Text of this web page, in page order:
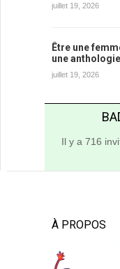
juillet 19, 2026
Être une
une
juillet 19, 2026
Il y a 716
À PROPOS